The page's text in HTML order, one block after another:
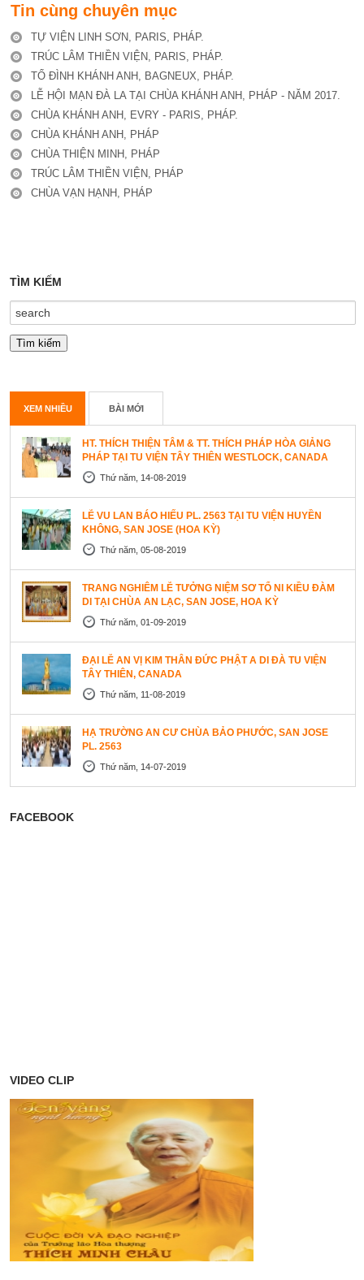
Tin cùng chuyên mục
TỰ VIỆN LINH SƠN, PARIS, PHÁP.
TRÚC LÂM THIỀN VIỆN, PARIS, PHÁP.
TỔ ĐÌNH KHÁNH ANH, BAGNEUX, PHÁP.
LỄ HỘI MẠN ĐÀ LA TẠI CHÙA KHÁNH ANH, PHÁP - NĂM 2017.
CHÙA KHÁNH ANH, EVRY - PARIS, PHÁP.
CHÙA KHÁNH ANH, PHÁP
CHÙA THIỆN MINH, PHÁP
TRÚC LÂM THIỀN VIỆN, PHÁP
CHÙA VẠN HẠNH, PHÁP
TÌM KIẾM
XEM NHIỀU BÀI MỚI
HT. THÍCH THIỆN TÂM & TT. THÍCH PHÁP HÒA GIẢNG
PHÁP TẠI TU VIỆN TÂY THIÊN WESTLOCK, CANADA
Thứ năm, 14-08-2019
LỄ VU LAN BÁO HIẾU PL. 2563 TẠI TU VIỆN HUYỀN
KHÔNG, SAN JOSE (HOA KỲ)
Thứ năm, 05-08-2019
TRANG NGHIÊM LỄ TƯỞNG NIỆM SƠ TỔ NI KIỀU ĐÀM
DI TẠI CHÙA AN LẠC, SAN JOSE, HOA KỲ
Thứ năm, 01-09-2019
ĐẠI LỄ AN VỊ KIM THÂN ĐỨC PHẬT A DI ĐÀ TU VIỆN
TÂY THIÊN, CANADA
Thứ năm, 11-08-2019
HẠ TRƯỜNG AN CƯ CHÙA BẢO PHƯỚC, SAN JOSE
PL. 2563
Thứ năm, 14-07-2019
FACEBOOK
VIDEO CLIP